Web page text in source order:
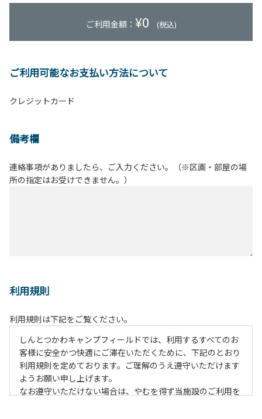
ご利用金額： ¥0 (税込)
ご利用可能なお支払い方法について
クレジットカード
備考欄
連絡事項がありましたら、ご入力ください。（※区画・部屋の場
所の指定はお受けできません。）
利用規則
利用規則は下記をご覧ください。
しんとつかわキャンプフィールドでは、利用するすべてのお
客様に安全かつ快適にご滞在いただくために、下記のとおり
利用規則を定めております。ご理解のうえ遵守いただけます
ようお願い申し上げます。
なお遵守いただけない場合は、やむを得ず当施設のご利用を